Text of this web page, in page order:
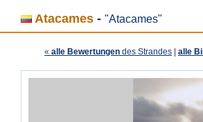
Atacames - "Atacames"
« alle Bewertungen des Strandes alle